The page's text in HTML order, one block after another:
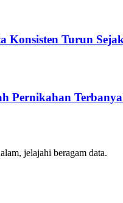
Konsisten Turun
Pernikahan
jelajahi beragam data.